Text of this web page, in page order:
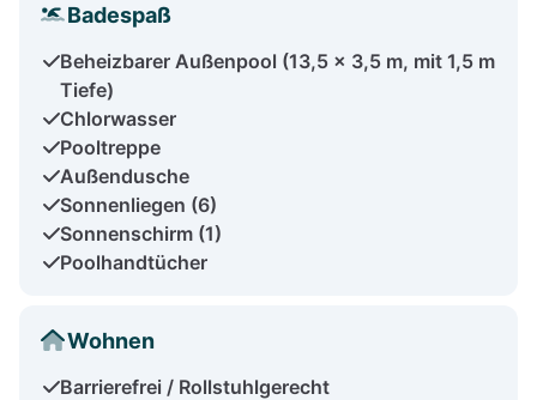
Badespaß
Beheizbarer Außenpool (13,5 x 3,5 m, mit 1,5 m
Tiefe)
Chlorwasser
Pooltreppe
Außendusche
Sonnenliegen (6)
Sonnenschirm (1)
Poolhandtücher
Wohnen
Barrierefrei / Rollstuhlgerecht